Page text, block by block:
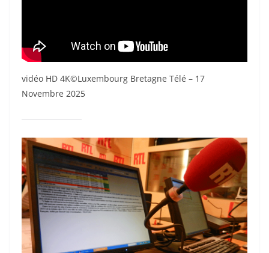
vidéo HD 4K©Luxembourg Bretagne Télé – 17
Novembre 2025